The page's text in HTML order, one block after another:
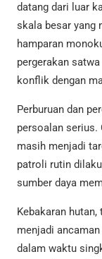
datang dari luar
skala besar yang
hamparan
pergerakan
konflik dengan
Perburuan dan
persoalan serius.
masih menjadi
patroli rutin
sumber daya
Kebakaran
menjadi
dalam waktu